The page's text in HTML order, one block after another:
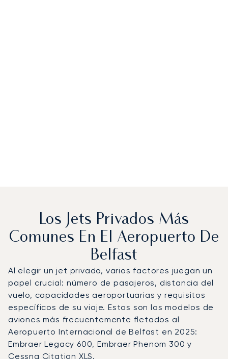
Los Jets Privados Más
Comunes En El Aeropuerto De
Belfast
Al elegir un jet privado, varios factores juegan un
papel crucial: número de pasajeros, distancia del
vuelo, capacidades aeroportuarias y requisitos
específicos de su viaje. Estos son los modelos de
aviones más frecuentemente fletados al
Aeropuerto Internacional de Belfast en 2025:
Embraer Legacy 600, Embraer Phenom 300 y
Cessna Citation XLS.